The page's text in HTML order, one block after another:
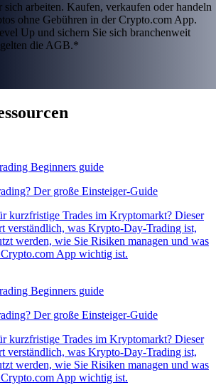
sich arbeiten. Kaufen, verkaufen oder handeln
ohne Gebühren in der Crypto.com App.
Up und sichern Sie sich branchenweit
die AGB.*
Der große Einsteiger-Guide
kurzfristige Trades im Kryptomarkt? Dieser
verständlich, was Krypto-Day-Trading ist,
werden, wie Sie Risiken managen und was
App wichtig ist.
Der große Einsteiger-Guide
kurzfristige Trades im Kryptomarkt? Dieser
verständlich, was Krypto-Day-Trading ist,
werden, wie Sie Risiken managen und was
App wichtig ist.